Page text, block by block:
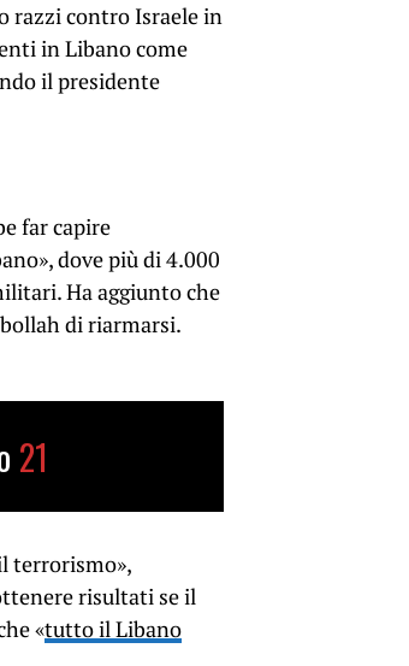
razzi contro Israele in
in Libano come
il presidente
far capire
dove più di 4.000
Ha aggiunto che
di riarmarsi.
21
terrorismo»,
risultati se il
«tutto il Libano